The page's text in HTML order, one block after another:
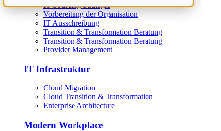
IT Sourcing Strategie
Vorbereitung der Organisation
IT Ausschreibung
Transition & Transformation Beratung
Transition & Transformation Beratung
Provider Management
IT Infrastruktur
Cloud Migration
Cloud Transition & Transformation
Enterprise Architecture
Modern Workplace